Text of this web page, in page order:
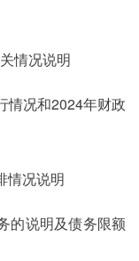
情况说明
情况和2024年财政
情况说明
的说明及债务限额